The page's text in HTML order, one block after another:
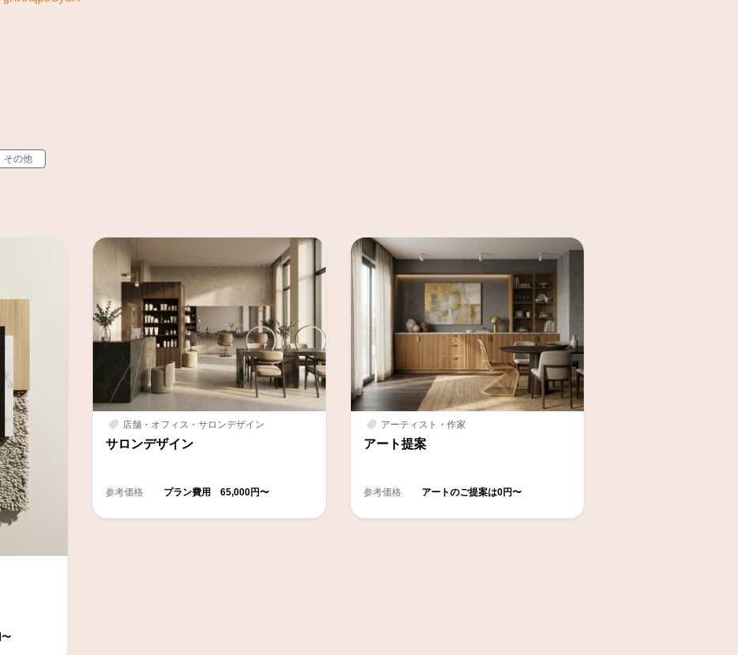
その他
店舗・オフィス・サロンデザイン
サロンデザイン
参考価格 プラン費用 65,000円〜
アーティスト・作家
アート提案
参考価格 アートのご提案は0円〜